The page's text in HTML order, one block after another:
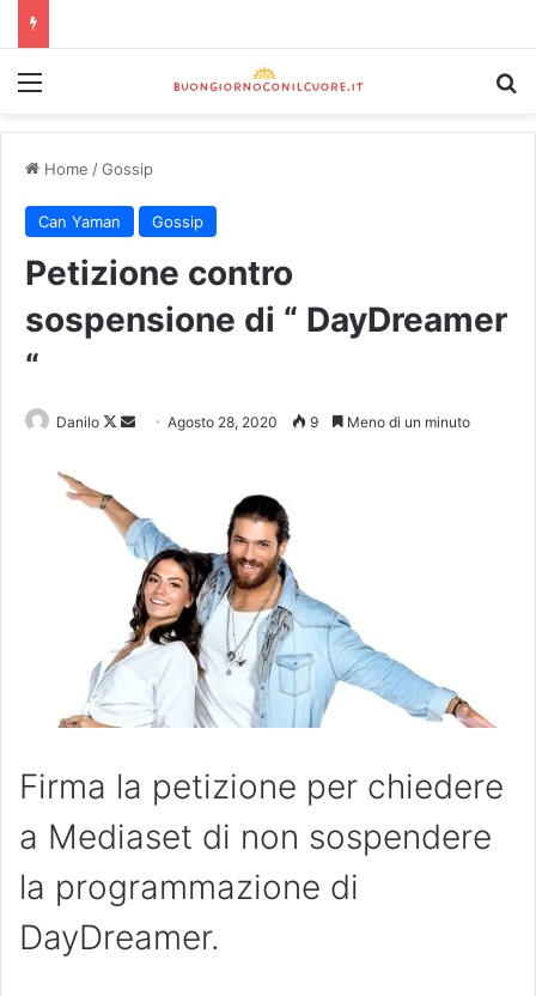
Home /Gossip
Can Yaman Gossip
Petizione contro
sospensione di “ DayDreamer
“
Danilo Agosto 28, 2020 9 Meno di un minuto
Firma la petizione per chiedere
a Mediaset di non sospendere
la programmazione di
DayDreamer.